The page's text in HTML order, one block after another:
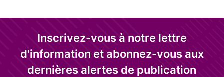
Inscrivez-vous à notre lettre
d'information et abonnez-vous aux
dernières alertes de publication